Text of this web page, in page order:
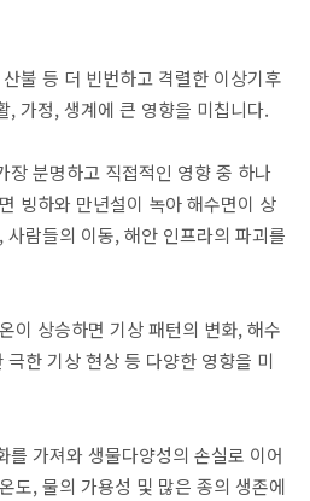
불 등 더 빈번하고 격렬한 이상기후
, 가정, 생계에 큰 영향을 미칩니다.
장 분명하고 직접적인 영향 중 하나
빙하와 만년설이 녹아 해수면이 상
람들의 이동, 해안 인프라의 파괴를
이 상승하면 기상 패턴의 변화, 해수
한 기상 현상 등 다양한 영향을 미
를 가져와 생물다양성의 손실로 이어
도, 물의 가용성 및 많은 종의 생존에